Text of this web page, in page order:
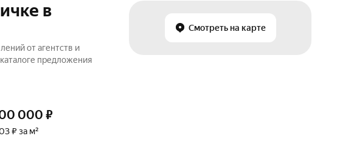
Смотреть на карте
в
от агентств и
предложения
000 ₽
₽ за м²